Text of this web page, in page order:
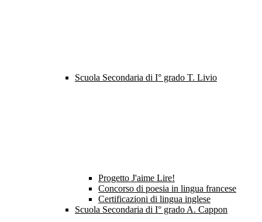
Scuola Secondaria di I° grado T. Livio
Progetto J'aime Lire!
Concorso di poesia in lingua francese
Certificazioni di lingua inglese
Scuola Secondaria di I° grado A. Cappon